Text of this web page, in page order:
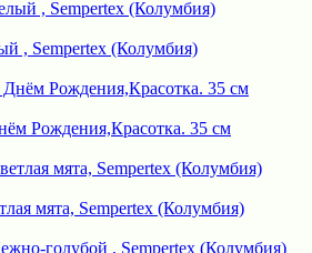
, Sempertex (Колумбия)
Рождения,Красотка. 35 см
мята, Sempertex (Колумбия)